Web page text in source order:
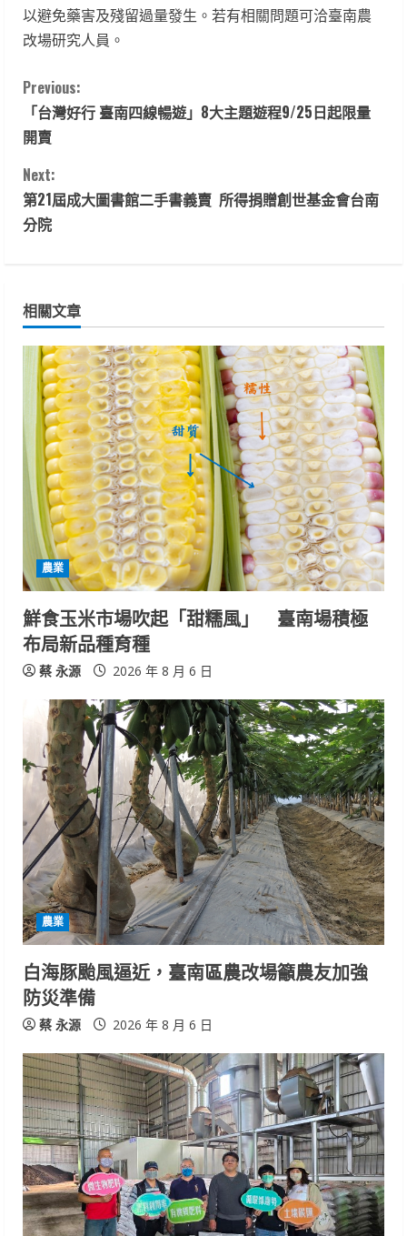
以避免藥害及殘留過量發生。若有相關問題可洽臺南農
改場研究人員。
C
o
n
t
u
e
R
e
a
d
n
g
Previous:
「台灣好行 臺南四線暢遊」8大主題遊程9/25日起限量
開賣
Next:
第21屆成大圖書館二手書義賣 所得捐贈創世基金會台南
分院
相關文章
農業
鮮食玉米市場吹起「甜糯風」 臺南場積極
布局新品種育種
蔡 永源 2026 年 8 月 6 日
農業
白海豚颱風逼近，臺南區農改場籲農友加強
防災準備
蔡 永源 2026 年 8 月 6 日